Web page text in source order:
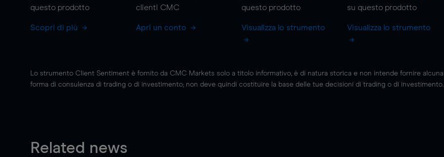
questo prodotto
Scopri di più
clienti CMC
Apri un conto
questo prodotto
Visualizza lo strumento
su questo prodotto
Visualizza lo strumento
Lo strumento Client Sentiment è fornito da CMC Markets solo a titolo informativo, è di natura storica e non intende fornire alcuna
forma di consulenza di trading o di investimento; non deve quindi costituire la base delle tue decisioni di trading o di investimento.
Related news